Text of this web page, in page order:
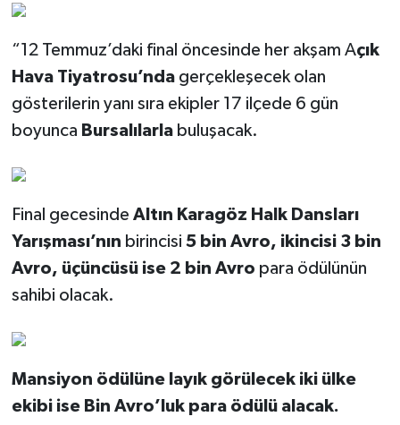
“12 Temmuz’daki final öncesinde her akşam Açık
Hava Tiyatrosu’nda gerçekleşecek olan
gösterilerin yanı sıra ekipler 17 ilçede 6 gün
boyunca Bursalılarlabuluşacak.
Final gecesinde Altın Karagöz Halk Dansları
Yarışması’nın birincisi 5 bin Avro, ikincisi 3 bin
Avro, üçüncüsü ise 2 bin Avro para ödülünün
sahibi olacak.
Mansiyon ödülüne layık görülecek iki ülke
ekibi ise Bin Avro’luk para ödülü alacak.